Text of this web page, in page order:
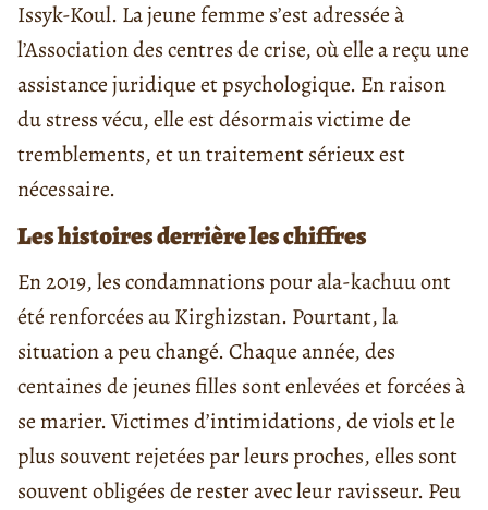
Issyk-Koul. La jeune femme s’est adressée à
l’Association des centres de crise, où elle a reçu une
assistance juridique et psychologique. En raison
du stress vécu, elle est désormais victime de
tremblements, et un traitement sérieux est
nécessaire.
Les histoires derrière les chiffres
En 2019, les condamnations pour ala-kachuu ont
été renforcées au Kirghizstan. Pourtant, la
situation a peu changé. Chaque année, des
centaines de jeunes filles sont enlevées et forcées à
se marier. Victimes d’intimidations, de viols et le
plus souvent rejetées par leurs proches, elles sont
souvent obligées de rester avec leur ravisseur. Peu